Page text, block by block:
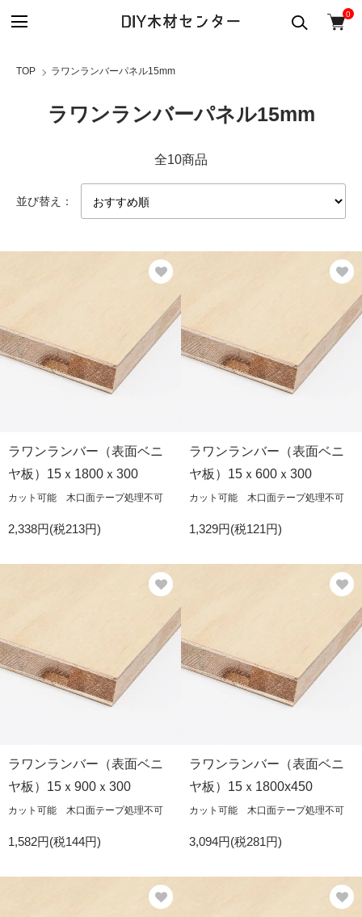
0
TOP ラワンランバーパネル15mm
ラワンランバーパネル15mm
全10商品
並び替え：
ラワンランバー（表面ベニ
ヤ板）15ｘ1800ｘ300
カット可能 木口面テープ処理不可
2,338円(税213円)
ラワンランバー（表面ベニ
ヤ板）15ｘ600ｘ300
カット可能 木口面テープ処理不可
1,329円(税121円)
ラワンランバー（表面ベニ
ヤ板）15ｘ900ｘ300
カット可能 木口面テープ処理不可
1,582円(税144円)
ラワンランバー（表面ベニ
ヤ板）15ｘ1800x450
カット可能 木口面テープ処理不可
3,094円(税281円)